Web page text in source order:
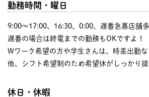
勤務時間・曜日
9:00〜17:00、16:30、0:00、遅番急募店舗多
遅番の場合は終電までの勤務もOKですよ！
Wワーク希望の方や学生さんは、時差出勤
他、シフト希望制のため希望休がしっかり提
休日・休暇